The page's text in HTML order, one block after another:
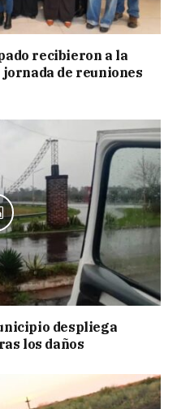
recibieron a la
de reuniones
despliega
los daños